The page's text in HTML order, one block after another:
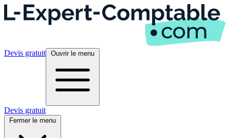
Devis gratuit Ouvrir le menu
Devis gratuit
Fermer le menu